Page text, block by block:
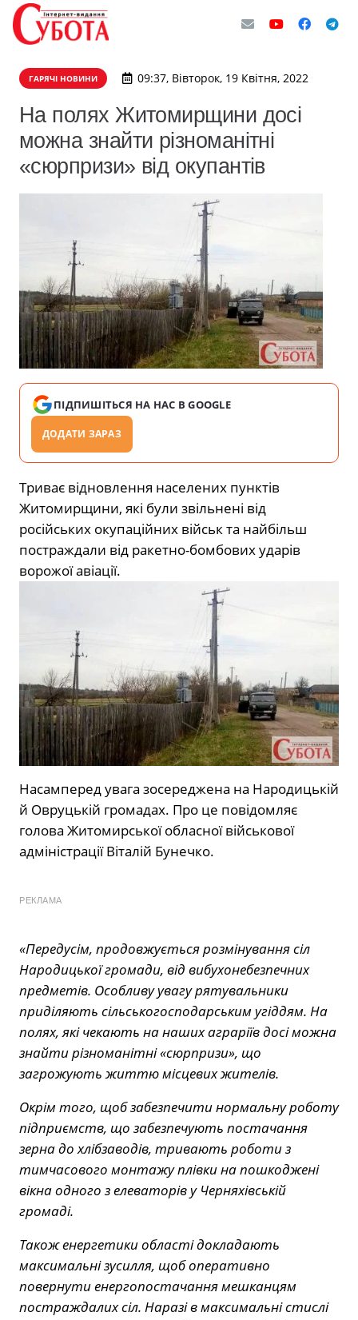
ГАРЯЧІ НОВИНИ 09:37, Вівторок, 19 Квітня, 2022
На полях Житомирщини досі
можна знайти різноманітні
«сюрпризи» від окупантів
ПІДПИШІТЬСЯ НА НАС В GOOGLE
ДОДАТИ ЗАРАЗ
Триває відновлення населених пунктів
Житомирщини, які були звільнені від
російських окупаційних військ та найбільш
постраждали від ракетно-бомбових ударів
ворожої авіації.
Насамперед увага зосереджена на Народицькій
й Овруцькій громадах. Про це повідомляє
голова Житомирської обласної військової
адміністрації Віталій Бунечко.
РЕКЛАМА
«Передусім, продовжується розмінування сіл
Народицької громади, від вибухонебезпечних
предметів. Особливу увагу рятувальники
приділяють сільськогосподарським угіддям. На
полях, які чекають на наших аграріїв досі можна
знайти різноманітні «сюрпризи», що
загрожують життю місцевих жителів.
Окрім того, щоб забезпечити нормальну роботу
підприємств, що забезпечують постачання
зерна до хлібзаводів, тривають роботи з
тимчасового монтажу плівки на пошкоджені
вікна одного з елеваторів у Черняхівській
громаді.
Також енергетики області докладають
максимальні зусилля, щоб оперативно
повернути енергопостачання мешканцям
постраждалих сіл. Наразі в максимальні стислі